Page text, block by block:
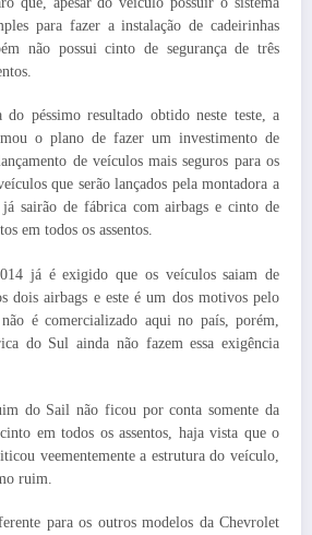
para fazer a instalação de cadeirinhas
não possui cinto de segurança de três
péssimo resultado obtido neste teste, a
o plano de fazer um investimento de
de veículos mais seguros para os
que serão lançados pela montadora a
sairão de fábrica com airbags e cinto de
em todos os assentos.
já é exigido que os veículos saiam de
dois airbags e este é um dos motivos pelo
é comercializado aqui no país, porém,
do Sul ainda não fazem essa exigência
do Sail não ficou por conta somente da
em todos os assentos, haja vista que o
veementemente a estrutura do veículo,
ruim.
para os outros modelos da Chevrolet